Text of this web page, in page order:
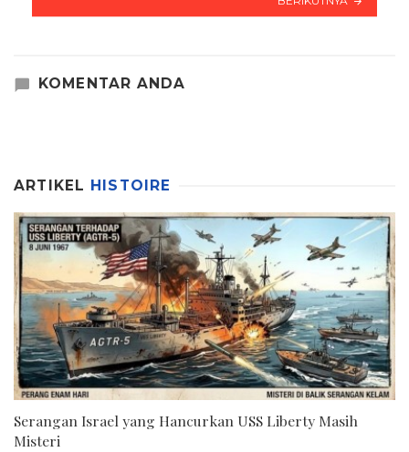
KOMENTAR ANDA
ARTIKEL HISTOIRE
Serangan Israel yang Hancurkan USS Liberty Masih
Misteri